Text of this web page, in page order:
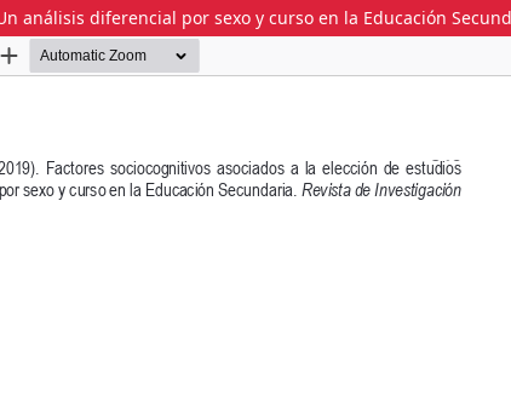
análisis diferencial por sexo y curso en la Educación